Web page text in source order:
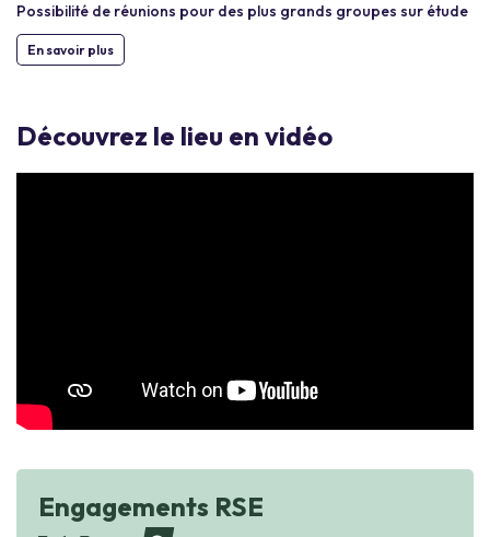
Possibilité de réunions pour des plus grands groupes sur étude
En savoir plus
Découvrez le lieu en vidéo
Engagements RSE